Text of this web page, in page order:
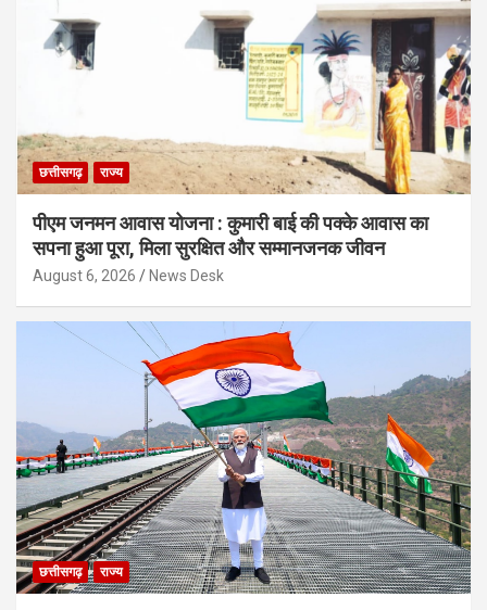
छत्तीसगढ़ राज्य
पीएम जनमन आवास योजना : कुमारी बाई की पक्के आवास का
सपना हुआ पूरा, मिला सुरक्षित और सम्मानजनक जीवन
August 6, 2026 News Desk
छत्तीसगढ़ राज्य